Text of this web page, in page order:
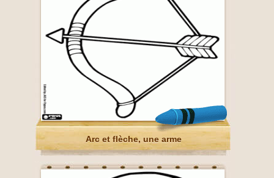
Arc et flèche, une arme